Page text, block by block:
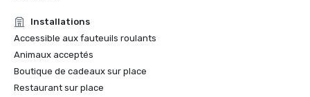
Installations
Accessible aux fauteuils roulants
Animaux acceptés
Boutique de cadeaux sur place
Restaurant sur place